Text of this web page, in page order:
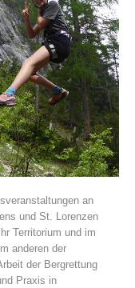
an
und St. Lorenzen
Territorium und im
anderen der
der Bergrettung
Praxis in